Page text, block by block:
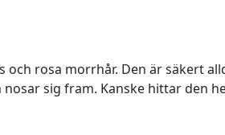
rosa morrhår. Den är säkert
sig fram. Kanske hittar den